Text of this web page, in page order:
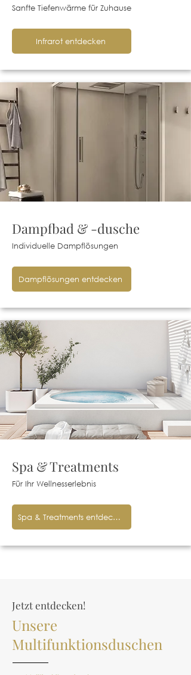
Sanfte Tiefenwärme für Zuhause
Infrarot entdecken
Dampfbad & -dusche
Individuelle Dampflösungen
Dampflösungen entdecken
Spa & Treatments
Für Ihr Wellnesserlebnis
Spa & Treatments entdecken
Jetzt entdecken!
Unsere
Multifunktionsduschen